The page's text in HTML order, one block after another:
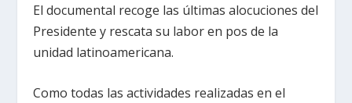
El documental recoge las últimas alocuciones del
Presidente y rescata su labor en pos de la
unidad latinoamericana.
Como todas las actividades realizadas en el